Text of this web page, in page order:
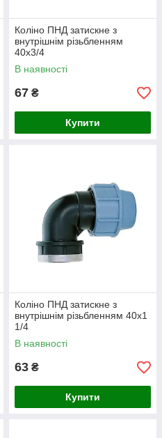
Коліно ПНД затискне з
внутрішнім різьбленням
40х3/4
В наявності
67 ₴
Купити
Коліно ПНД затискне з
внутрішнім різьбленням 40х1
1/4
В наявності
63 ₴
Купити